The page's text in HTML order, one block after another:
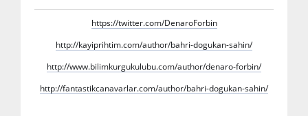
https://twitter.com/DenaroForbin
http://kayiprihtim.com/author/bahri-dogukan-sahin/
http://www.bilimkurgukulubu.com/author/denaro-forbin/
http://fantastikcanavarlar.com/author/bahri-dogukan-sahin/